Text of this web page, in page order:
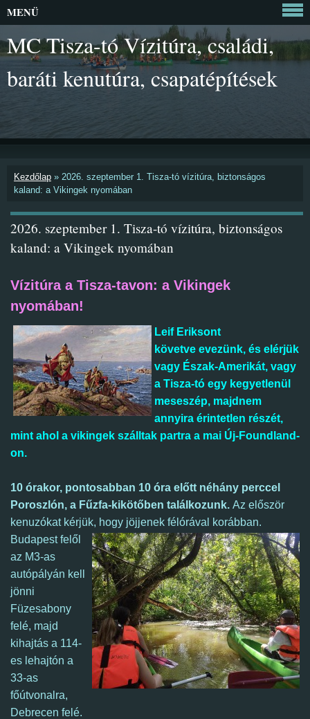
MC Tisza-tó Vízitúra, családi,
baráti kenutúra, csapatépítések
Kezdőlap » 2026. szeptember 1. Tisza-tó vízitúra, biztonságos
kaland: a Vikingek nyomában
2026. szeptember 1. Tisza-tó vízitúra, biztonságos
kaland: a Vikingek nyomában
Vízitúra a Tisza-tavon: a Vikingek
nyomában!
Leif Eriksont
követve evezünk, és elérjük
vagy Észak-Amerikát, vagy
a Tisza-tó egy kegyetlenül
meseszép, majdnem
annyira érintetlen részét,
mint ahol a vikingek szálltak partra a mai Új-Foundland-
on.
10 órakor, pontosabban 10 óra előtt néhány perccel
Poroszlón, a Fűzfa-kikötőben találkozunk. Az először
kenuzókat kérjük, hogy jöjjenek félórával korábban.
Budapest felől
az M3-as
autópályán kell
jönni
Füzesabony
felé, majd
kihajtás a 114-
es lehajtón a
33-as
főútvonalra,
Debrecen felé.
MENÜ